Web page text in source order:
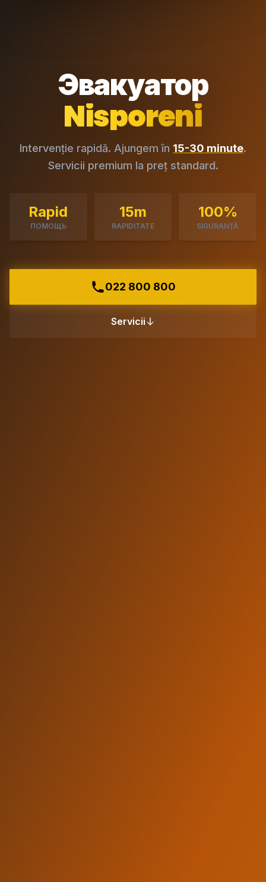
Эвакуатор
Nisporeni
Intervenție rapidă. Ajungem în 15-30 minute.
Servicii premium la preț standard.
Rapid
ПОМОЩЬ
15m
RAPIDITATE
100%
SIGURANȚĂ
022 800 800
Servicii